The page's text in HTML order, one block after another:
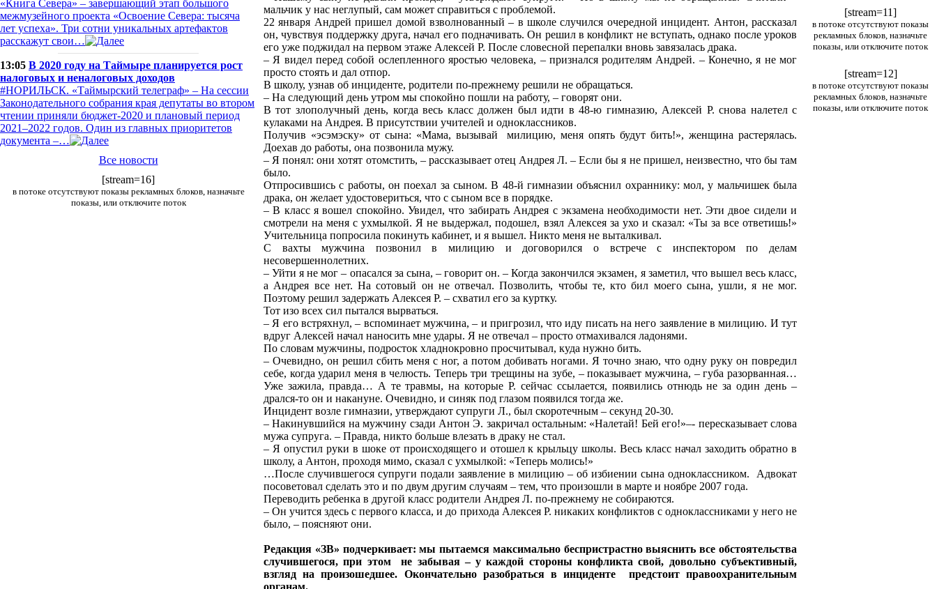
«Книга Севера» – завершающий этап большого
межмузейного проекта «Освоение Севера: тысяча
лет успеха». Три сотни уникальных артефактов
расскажут свои…
13:05 В 2020 году на Таймыре планируется рост
налоговых и неналоговых доходов
#НОРИЛЬСК. «Таймырский телеграф» – На сессии
Законодательного собрания края депутаты во втором
чтении приняли бюджет-2020 и плановый период
2021–2022 годов. Один из главных приоритетов
документа –…
Все новости
[stream=16]
в потоке отсутствуют показы рекламных блоков, назначьте
показы, или отключите поток
мальчик у нас неглупый, сам может справиться с проблемой.
22 января Андрей пришел домой взволнованный – в школе случился очередной инцидент. Антон, рассказал
он, чувствуя поддержку друга, начал его подначивать. Он решил в конфликт не вступать, однако после уроков
его уже поджидал на первом этаже Алексей Р. После словесной перепалки вновь завязалась драка.
– Я видел перед собой ослепленного яростью человека, – признался родителям Андрей. – Конечно, я не мог
просто стоять и дал отпор.
В школу, узнав об инциденте, родители по-прежнему решили не обращаться.
– На следующий день утром мы спокойно пошли на работу, – говорят они.
В тот злополучный день, когда весь класс должен был идти в 48-ю гимназию, Алексей Р. снова налетел с
кулаками на Андрея. В присутствии учителей и одноклассников.
Получив «эсэмэску» от сына: «Мама, вызывай милицию, меня опять будут бить!», женщина растерялась.
Доехав до работы, она позвонила мужу.
– Я понял: они хотят отомстить, – рассказывает отец Андрея Л. – Если бы я не пришел, неизвестно, что бы там
было.
Отпросившись с работы, он поехал за сыном. В 48-й гимназии объяснил охраннику: мол, у мальчишек была
драка, он желает удостовериться, что с сыном все в порядке.
– В класс я вошел спокойно. Увидел, что забирать Андрея с экзамена необходимости нет. Эти двое сидели и
смотрели на меня с ухмылкой. Я не выдержал, подошел, взял Алексея за ухо и сказал: «Ты за все ответишь!»
Учительница попросила покинуть кабинет, и я вышел. Никто меня не выталкивал.
С вахты мужчина позвонил в милицию и договорился о встрече с инспектором по делам
несовершеннолетних.
– Уйти я не мог – опасался за сына, – говорит он. – Когда закончился экзамен, я заметил, что вышел весь класс,
а Андрея все нет. На сотовый он не отвечал. Позволить, чтобы те, кто бил моего сына, ушли, я не мог.
Поэтому решил задержать Алексея Р. – схватил его за куртку.
Тот изо всех сил пытался вырваться.
– Я его встряхнул, – вспоминает мужчина, – и пригрозил, что иду писать на него заявление в милицию. И тут
вдруг Алексей начал наносить мне удары. Я не отвечал – просто отмахивался ладонями.
По словам мужчины, подросток хладнокровно просчитывал, куда нужно бить.
– Очевидно, он решил сбить меня с ног, а потом добивать ногами. Я точно знаю, что одну руку он повредил
себе, когда ударил меня в челюсть. Теперь три трещины на зубе, – показывает мужчина, – губа разорванная…
Уже зажила, правда… А те травмы, на которые Р. сейчас ссылается, появились отнюдь не за один день –
дрался-то он и накануне. Очевидно, и синяк под глазом появился тогда же.
Инцидент возле гимназии, утверждают супруги Л., был скоротечным – секунд 20-30.
– Накинувшийся на мужчину сзади Антон Э. закричал остальным: «Налетай! Бей его!»–- пересказывает слова
мужа супруга. – Правда, никто больше влезать в драку не стал.
– Я опустил руки в шоке от происходящего и отошел к крыльцу школы. Весь класс начал заходить обратно в
школу, а Антон, проходя мимо, сказал с ухмылкой: «Теперь молись!»
…После случившегося супруги подали заявление в милицию – об избиении сына одноклассником. Адвокат
посоветовал сделать это и по двум другим случаям – тем, что произошли в марте и ноябре 2007 года.
Переводить ребенка в другой класс родители Андрея Л. по-прежнему не собираются.
– Он учится здесь с первого класса, и до прихода Алексея Р. никаких конфликтов с одноклассниками у него не
было, – поясняют они.
Редакция «ЗВ» подчеркивает: мы пытаемся максимально беспристрастно выяснить все обстоятельства
случившегося, при этом не забывая – у каждой стороны конфликта свой, довольно субъективный,
взгляд на произошедшее. Окончательно разобраться в инциденте предстоит правоохранительным
органам.
[stream=11]
в потоке отсутствуют показы
рекламных блоков, назначьте
показы, или отключите поток
[stream=12]
в потоке отсутствуют показы
рекламных блоков, назначьте
показы, или отключите поток